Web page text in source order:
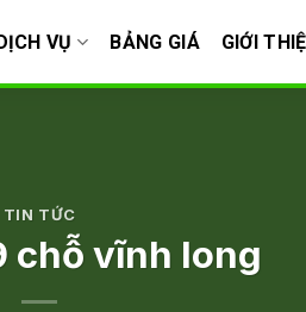
VỤ BẢNG GIÁ GIỚI
TIN TỨC
chỗ vĩnh long